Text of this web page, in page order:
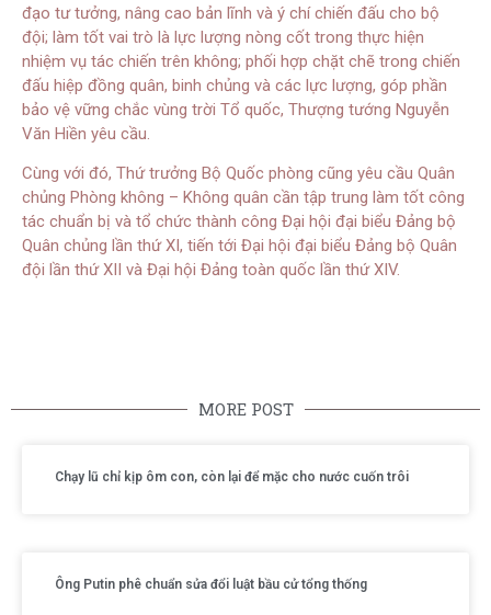
đạo tư tưởng, nâng cao bản lĩnh và ý chí chiến đấu cho bộ
đội; làm tốt vai trò là lực lượng nòng cốt trong thực hiện
nhiệm vụ tác chiến trên không; phối hợp chặt chẽ trong chiến
đấu hiệp đồng quân, binh chủng và các lực lượng, góp phần
bảo vệ vững chắc vùng trời Tổ quốc, Thượng tướng Nguyễn
Văn Hiền yêu cầu.
Cùng với đó, Thứ trưởng Bộ Quốc phòng cũng yêu cầu Quân
chủng Phòng không – Không quân cần tập trung làm tốt công
tác chuẩn bị và tổ chức thành công Đại hội đại biểu Đảng bộ
Quân chủng lần thứ XI, tiến tới Đại hội đại biểu Đảng bộ Quân
đội lần thứ XII và Đại hội Đảng toàn quốc lần thứ XIV.
MORE POST
Chạy lũ chỉ kịp ôm con, còn lại để mặc cho nước cuốn trôi
Ông Putin phê chuẩn sửa đổi luật bầu cử tổng thống